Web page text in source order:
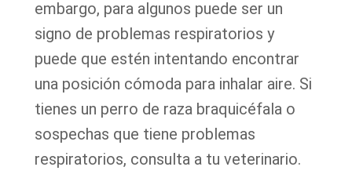
embargo, para algunos puede ser un
signo de problemas respiratorios y
puede que estén intentando encontrar
una posición cómoda para inhalar aire. Si
tienes un perro de raza braquicéfala o
sospechas que tiene problemas
respiratorios, consulta a tu veterinario.